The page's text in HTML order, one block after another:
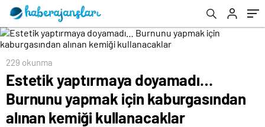
kullanacaklar
229 okunma
Estetik yaptırmaya doyamadı…
Burnunu yapmak için kaburgasından
alınan kemiği kullanacaklar